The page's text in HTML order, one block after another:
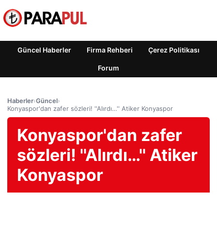
Güncel Haberler Firma Rehberi Çerez Politikası
Forum
Haberler›Güncel›
Konyaspor'dan zafer sözleri! ''Alırdı…'' Atiker Konyaspor
Konyaspor'dan zafer
sözleri! ''Alırdı…'' Atiker
Konyaspor